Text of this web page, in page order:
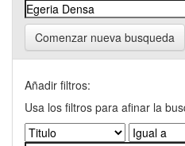
Comenzar nueva busqueda
Añadir filtros:
Usa los filtros para afinar la